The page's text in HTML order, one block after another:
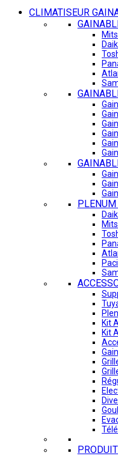
CLIMATISEUR
PLENUM
Kit
Kit